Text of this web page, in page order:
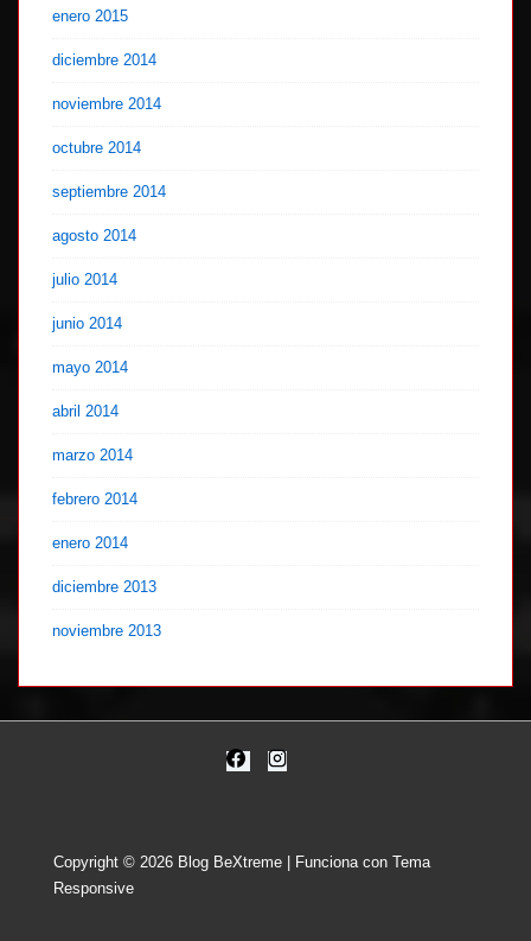
enero 2015
diciembre 2014
noviembre 2014
octubre 2014
septiembre 2014
agosto 2014
julio 2014
junio 2014
mayo 2014
abril 2014
marzo 2014
febrero 2014
enero 2014
diciembre 2013
noviembre 2013
Copyright © 2026 Blog BeXtreme | Funciona con Tema
Responsive